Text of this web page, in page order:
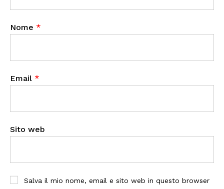
Nome *
Email *
Sito web
Salva il mio nome, email e sito web in questo browser